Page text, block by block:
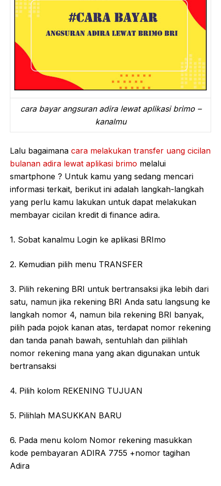
cara bayar angsuran adira lewat aplikasi brimo –
kanalmu
Lalu bagaimana cara melakukan transfer uang cicilan
bulanan adira lewat aplikasi brimo melalui
smartphone ? Untuk kamu yang sedang mencari
informasi terkait, berikut ini adalah langkah-langkah
yang perlu kamu lakukan untuk dapat melakukan
membayar cicilan kredit di finance adira.
1. Sobat kanalmu Login ke aplikasi BRImo
2. Kemudian pilih menu TRANSFER
3. Pilih rekening BRI untuk bertransaksi jika lebih dari
satu, namun jika rekening BRI Anda satu langsung ke
langkah nomor 4, namun bila rekening BRI banyak,
pilih pada pojok kanan atas, terdapat nomor rekening
dan tanda panah bawah, sentuhlah dan pilihlah
nomor rekening mana yang akan digunakan untuk
bertransaksi
4. Pilih kolom REKENING TUJUAN
5. Pilihlah MASUKKAN BARU
6. Pada menu kolom Nomor rekening masukkan
kode pembayaran ADIRA 7755 +nomor tagihan
Adira